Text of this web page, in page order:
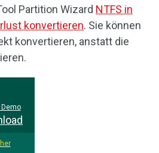
Partition Wizard NTFS in
konvertieren. Sie können
konvertieren, anstatt die